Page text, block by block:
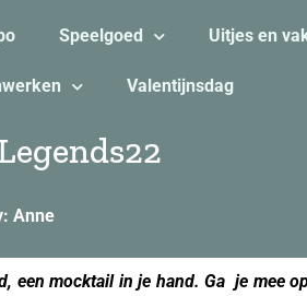
Speelgoed Uitjes en
Valentijnsdag
Anne
een mocktail in je hand. Ga je mee